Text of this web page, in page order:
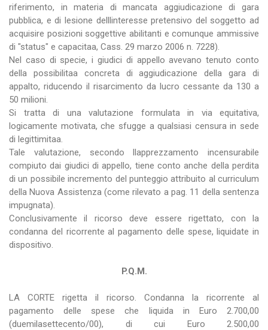
riferimento, in materia di mancata aggiudicazione di gara
pubblica, e di lesione delllinteresse pretensivo del soggetto ad
acquisire posizioni soggettive abilitanti e comunque ammissive
di "status" e capacitaa, Cass. 29 marzo 2006 n. 7228).
Nel caso di specie, i giudici di appello avevano tenuto conto
della possibilitaa concreta di aggiudicazione della gara di
appalto, riducendo il risarcimento da lucro cessante da 130 a
50 milioni.
Si tratta di una valutazione formulata in via equitativa,
logicamente motivata, che sfugge a qualsiasi censura in sede
di legittimitaa.
Tale valutazione, secondo llapprezzamento incensurabile
compiuto dai giudici di appello, tiene conto anche della perdita
di un possibile incremento del punteggio attribuito al curriculum
della Nuova Assistenza (come rilevato a pag. 11 della sentenza
impugnata).
Conclusivamente il ricorso deve essere rigettato, con la
condanna del ricorrente al pagamento delle spese, liquidate in
dispositivo.
P.Q.M.
LA CORTE rigetta il ricorso. Condanna la ricorrente al
pagamento delle spese che liquida in Euro 2.700,00
(duemilasettecento/00), di cui Euro 2.500,00